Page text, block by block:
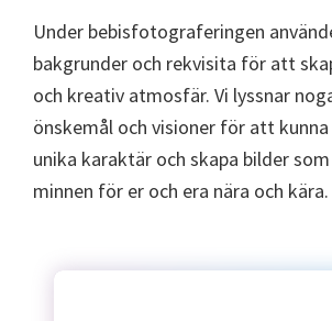
Under bebisfotograferingen
bakgrunder och rekvisita för att
och kreativ atmosfär. Vi lyssnar
önskemål och visioner för att
unika karaktär och skapa bilder
minnen för er och era nära och kära.